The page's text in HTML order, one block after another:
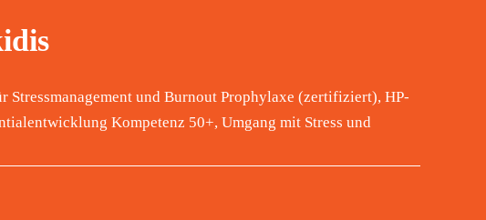
Stressmanagement und Burnout Prophylaxe (zertifiziert), HP-
Kompetenz 50+, Umgang mit Stress und